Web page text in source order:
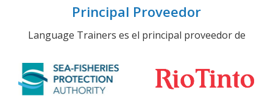
Principal Proveedor
Language Trainers es el principal proveedor de